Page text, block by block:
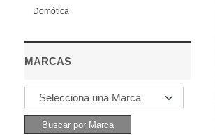
Domótica
MARCAS